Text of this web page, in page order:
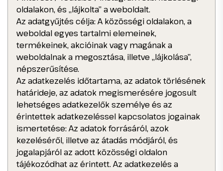
oldalakon, és „lájkolta” a weboldalt.
Az adatgyűjtés célja: A közösségi oldalakon, a
weboldal egyes tartalmi elemeinek,
termékeinek, akcióinak vagy magának a
weboldalnak a megosztása, illetve „lájkolása”,
népszerűsítése.
Az adatkezelés időtartama, az adatok törlésének
határideje, az adatok megismerésére jogosult
lehetséges adatkezelők személye és az
érintettek adatkezeléssel kapcsolatos jogainak
ismertetése: Az adatok forrásáról, azok
kezeléséről, illetve az átadás módjáról, és
jogalapjáról az adott közösségi oldalon
tájékozódhat az érintett. Az adatkezelés a